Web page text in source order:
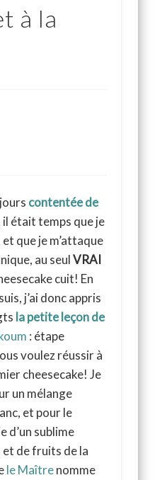
à la
contentée de
il était temps que je
que je m’attaque
au seulVRAI
cuit! En
j’ai donc appris
la petite leçon de
: étape
voulez réussir à
cheesecake! Je
un mélange
et pour le
d’un sublime
et de fruits de la
le Maîtrenomme